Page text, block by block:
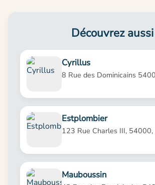
Découvrez aussi
Cyrillus
8 Rue des Dominicains
Estplombier
123 Rue Charles III, 54000,
Mauboussin